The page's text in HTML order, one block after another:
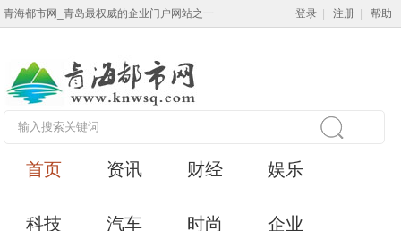
青海都市网_青岛最权威的企业门户网站之一 登录 注册 帮助
首页 资讯 财经 娱乐
科技 汽车 时尚 企业